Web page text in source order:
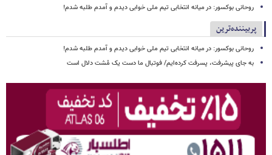
روحانی بوکسور: در میانه انتخابی تیم ملی خوابی دیدم و آمدم طلبه شدم!
پربیننده‌ترین
روحانی بوکسور: در میانه انتخابی تیم ملی خوابی دیدم و آمدم طلبه شدم!
به جای پیشرفت، پسرفت کرده‌ایم/ فوتبال ما دست یک مُشت دلال است